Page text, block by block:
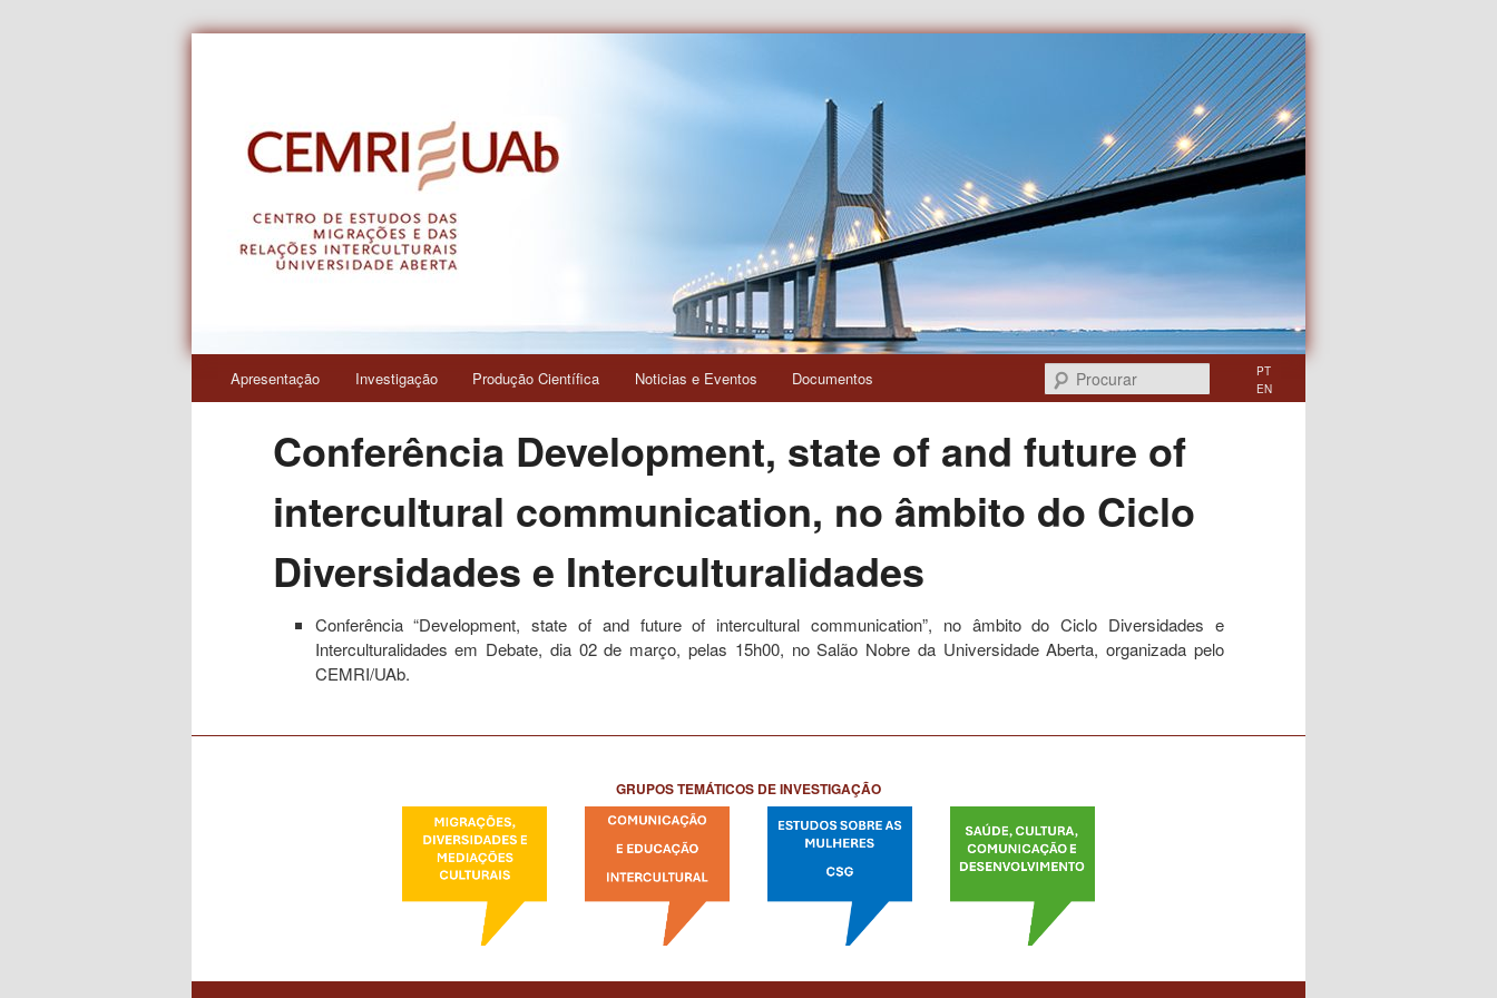
principal
Saltar
para
Apresentação Investigação Produção Científica Noticias e Eventos Documentos Procurar
PT
EN
Conferência Development, state of and future of
intercultural communication, no âmbito do Ciclo
Diversidades e Interculturalidades
Conferência“Development, state of and future of intercultural communication”, no âmbito do Ciclo Diversidades e
Interculturalidades em Debate, dia 02 de março, pelas 15h00, no Salão Nobre da Universidade Aberta, organizada pelo
CEMRI/UAb.
GRUPOS TEMÁTICOS DE INVESTIGAÇÃO